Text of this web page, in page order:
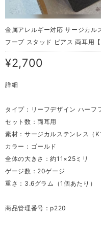
金属アレルギー対応 サージカル
フープ スタッド ピアス 両耳用【
¥2,700
詳細
タイプ：リーフデザイン ハーフ
セット数：両耳用
素材：サージカルステンレス（
カラー：ゴールド
全体の大きさ：約11×25ミリ
ゲージ数：20ゲージ
重さ：3.6グラム（1個あたり）
商品管理番号：p220